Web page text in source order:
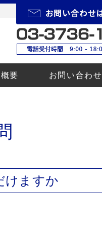
要 お問い合わせ
けますか